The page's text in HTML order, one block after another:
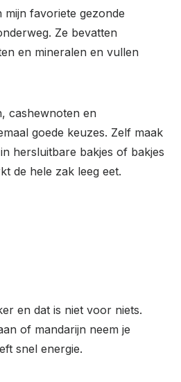
favoriete gezonde
Ze bevatten
en mineralen en vullen
cashewnoten en
goede keuzes. Zelf maak
hersluitbare bakjes of bakjes
de hele zak leeg eet.
en dat is niet voor niets.
of mandarijn neem je
snel energie.